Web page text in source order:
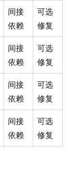
间接
依赖
可选
修复
间接
依赖
可选
修复
间接
依赖
可选
修复
间接
依赖
可选
修复